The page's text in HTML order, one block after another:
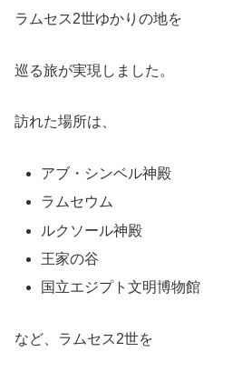
ラムセス2世ゆかりの地を
巡る旅が実現しました。
訪れた場所は、
アブ・シンベル神殿
ラムセウム
ルクソール神殿
王家の谷
国立エジプト文明博物館
など、ラムセス2世を